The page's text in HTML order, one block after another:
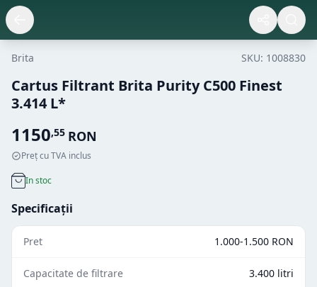
Brita SKU: 1008830
Cartus Filtrant Brita Purity C500 Finest
3.414 L*
1150,55 RON
Preț cu TVA inclus
In stoc
Specificații
Pret 1.000-1.500 RON
Capacitate de filtrare 3.400 litri